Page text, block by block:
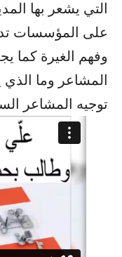
التي يشعر بها
على المؤسسات
وفهم الغيرة كما
المشاعر وما
توجيه المشاعر